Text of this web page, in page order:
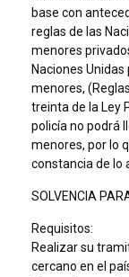
base con
reglas de las
menores
Naciones
menores,
treinta de la Ley
policía no podrá
menores, por lo
constancia de lo
SOLVENCIA
Requisitos:
Realizar su
cercano en el